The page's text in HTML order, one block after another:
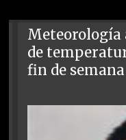
Meteorología
de
fin de semana